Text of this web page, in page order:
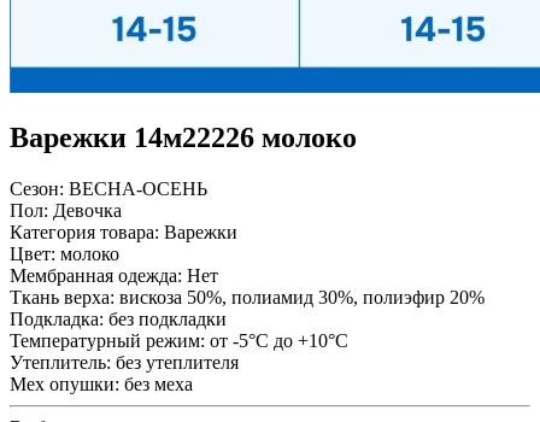
Варежки 14м22226 молоко
Сезон: ВЕСНА-ОСЕНЬ
Пол: Девочка
Категория товара: Варежки
Цвет: молоко
Мембранная одежда: Нет
Ткань верха: вискоза 50%, полиамид 30%, полиэфир 20%
Подкладка: без подкладки
Температурный режим: от -5°С до +10°С
Утеплитель: без утеплителя
Мех опушки: без меха